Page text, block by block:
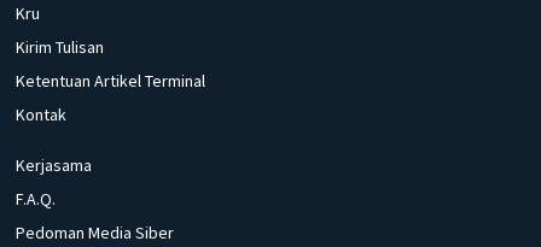
Kru
Kirim Tulisan
Ketentuan Artikel Terminal
Kontak
Kerjasama
F.A.Q.
Pedoman Media Siber